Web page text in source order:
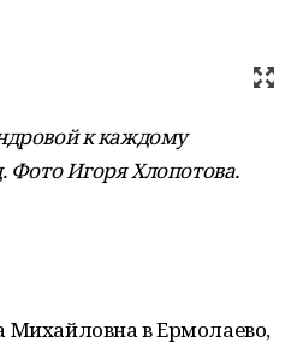
к каждому
Фото Игоря Хлопотова.
Михайловна в Ермолаево,